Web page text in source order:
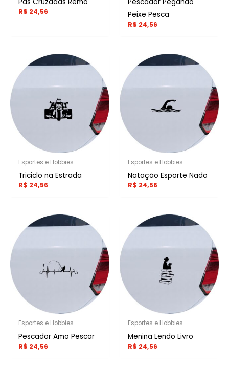
R$ 24,56
Peixe Pesca
R$ 24,56
Esportes e Hobbies
Triciclo na Estrada
R$ 24,56
Esportes e Hobbies
Natação Esporte Nado
R$ 24,56
Esportes e Hobbies
Pescador Amo Pescar
R$ 24,56
Esportes e Hobbies
Menina Lendo Livro
R$ 24,56